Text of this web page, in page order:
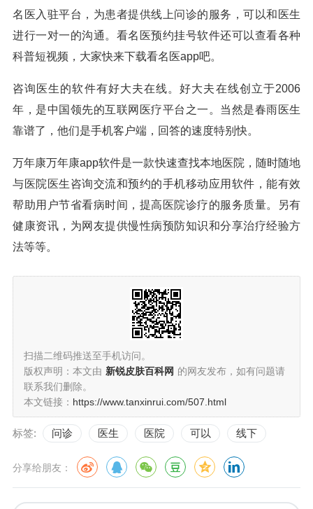
名医入驻平台，为患者提供线上问诊的服务，可以和医生
进行一对一的沟通。看名医预约挂号软件还可以查看各种
科普短视频，大家快来下载看名医app吧。
咨询医生的软件有好大夫在线。好大夫在线创立于2006
年，是中国领先的互联网医疗平台之一。当然是春雨医生
靠谱了，他们是手机客户端，回答的速度特别快。
万年康万年康app软件是一款快速查找本地医院，随时随地
与医院医生咨询交流和预约的手机移动应用软件，能有效
帮助用户节省看病时间，提高医院诊疗的服务质量。另有
健康资讯，为网友提供慢性病预防知识和分享治疗经验方
法等等。
扫描二维码推送至手机访问。
版权声明：本文由 新锐皮肤百科网 的网友发布，如有问题请
联系我们删除。
本文链接： https://www.tanxinrui.com/507.html
标签: 问诊 医生 医院 可以 线下
分享给朋友：